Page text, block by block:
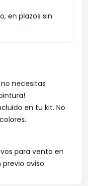
necesitas
en tu kit. No
para venta en
aviso.